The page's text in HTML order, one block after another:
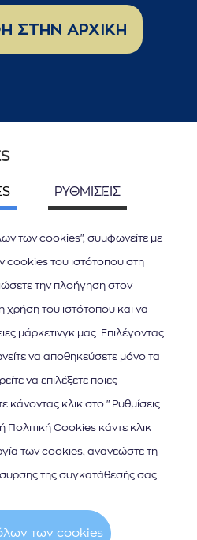
ΣΤΗΝ ΑΡΧΙΚΗ
ΡΥΘΜΙΣΕΙΣ
των cookies", συμφωνείτε με
cookies του ιστότοπου στη
την πλοήγηση στον
χρήση του ιστότοπου και να
μάρκετινγκ μας. Επιλέγοντας
να αποθηκεύσετε μόνο τα
να επιλέξετε ποιες
κάνοντας κλικ στο "Ρυθμίσεις
Πολιτική Cookies κάντε κλικ
των cookies, ανανεώστε τη
της συγκατάθεσής σας.
των cookies